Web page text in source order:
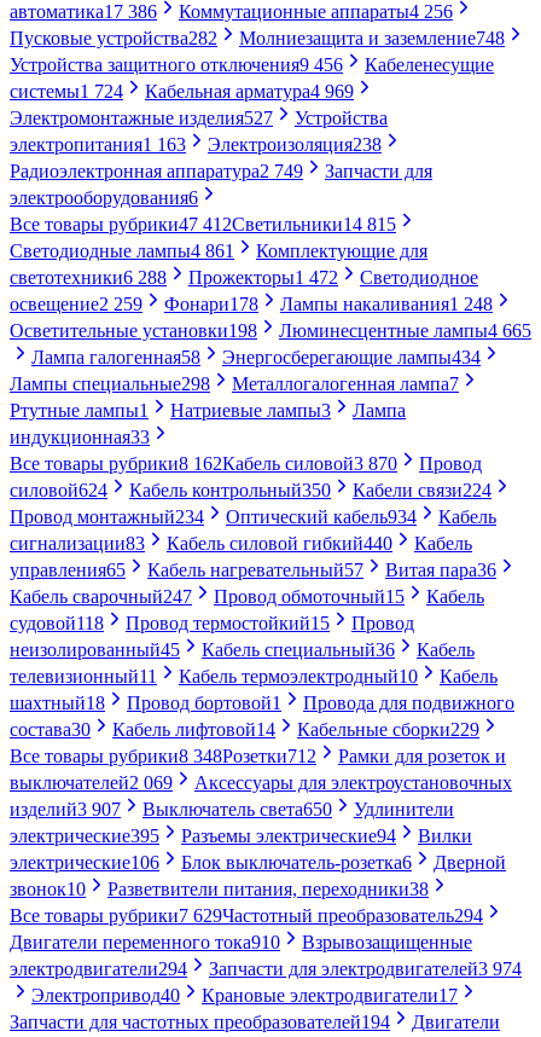
автоматика17 386 Коммутационные аппараты4 256
Пусковые устройства282 Молниезащита и заземление748
Устройства защитного отключения9 456
Кабеленесущие
системы1 724 Кабельная арматура4 969
Электромонтажные изделия527
Устройства
электропитания1 163 Электроизоляция238
Радиоэлектронная аппаратура2 749
Запчасти для
электрооборудования6
Все товары рубрики47 412Светильники14 815
Светодиодные лампы4 861
Комплектующие для
светотехники6 288 Прожекторы1 472
Светодиодное
освещение2 259 Фонари178 Лампы накаливания1 248
Осветительные установки198 Люминесцентные лампы4 665
Лампа галогенная58 Энергосберегающие лампы434
Лампы специальные298 Металлогалогенная лампа7
Ртутные лампы1 Натриевые лампы3
Лампа
индукционная33
Все товары рубрики8 162Кабель силовой3 870
Провод
силовой624 Кабель контрольный350 Кабели связи224
Провод монтажный234 Оптический кабель934
Кабель
сигнализации83 Кабель силовой гибкий440
Кабель
управления65 Кабель нагревательный57 Витая пара36
Кабель сварочный247 Провод обмоточный15
Кабель
судовой118 Провод термостойкий15
Провод
неизолированный45 Кабель специальный36
Кабель
телевизионный11 Кабель термоэлектродный10
Кабель
шахтный18 Провод бортовой1
Провода для подвижного
состава30 Кабель лифтовой14 Кабельные сборки229
Все товары рубрики8 348Розетки712
Рамки для розеток и
выключателей2 069
Аксессуары для электроустановочных
изделий3 907 Выключатель света650
Удлинители
электрические395 Разъемы электрические94
Вилки
электрические106 Блок выключатель-розетка6
Дверной
звонок10 Разветвители питания, переходники38
Все товары рубрики7 629Частотный преобразователь294
Двигатели переменного тока910
Взрывозащищенные
электродвигатели294 Запчасти для электродвигателей3 974
Электропривод40 Крановые электродвигатели17
Запчасти для частотных преобразователей194
Двигатели